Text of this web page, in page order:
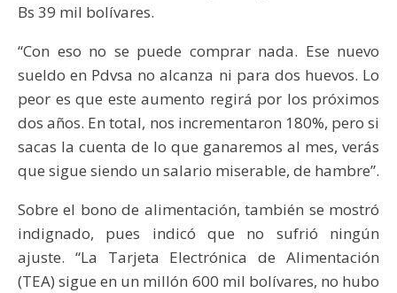
Bs 39 mil bolívares.
“Con eso no se puede comprar nada. Ese nuevo
sueldo en Pdvsa no alcanza ni para dos huevos. Lo
peor es que este aumento regirá por los próximos
dos años. En total, nos incrementaron 180%, pero si
sacas la cuenta de lo que ganaremos al mes, verás
que sigue siendo un salario miserable, de hambre”.
Sobre el bono de alimentación, también se mostró
indignado, pues indicó que no sufrió ningún
ajuste. “La Tarjeta Electrónica de Alimentación
(TEA) sigue en un millón 600 mil bolívares, no hubo